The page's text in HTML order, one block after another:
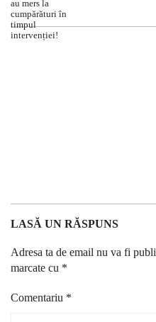
LASĂ UN RĂSPUNS
Adresa ta de email nu va fi
marcate cu *
Comentariu *